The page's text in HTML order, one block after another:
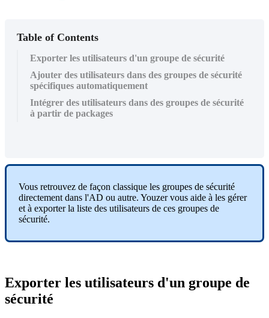
Table of Contents
Exporter les utilisateurs d'un groupe de sécurité
Ajouter des utilisateurs dans des groupes de sécurité
spécifiques automatiquement
Intégrer des utilisateurs dans des groupes de sécurité
à partir de packages
Vous retrouvez de façon classique les groupes de sécurité
directement dans l'AD ou autre. Youzer vous aide à les gérer
et à exporter la liste des utilisateurs de ces groupes de
sécurité.
Exporter les utilisateurs d'un groupe de
sécurité